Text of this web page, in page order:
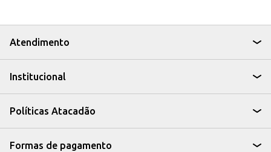
Um item prático para ter sempre à mão em sua cozinha ou bar.
Excelente opção para presentear apreciadores de vinho.
Com o Saca Rolha Cicley Luxo, abrir suas garrafas de vinho se torna uma
Atendimento
Institucional
Políticas Atacadão
Formas de pagamento